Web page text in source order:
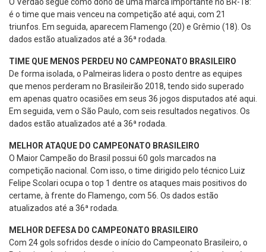
é o time que mais venceu na competição até aqui, com 21
triunfos. Em seguida, aparecem Flamengo (20) e Grêmio (18). Os
dados estão atualizados até a 36ª rodada.
TIME QUE MENOS PERDEU NO CAMPEONATO BRASILEIRO
De forma isolada, o Palmeiras lidera o posto dentre as equipes
que menos perderam no Brasileirão 2018, tendo sido superado
em apenas quatro ocasiões em seus 36 jogos disputados até aqui.
Em seguida, vem o São Paulo, com seis resultados negativos. Os
dados estão atualizados até a 36ª rodada.
MELHOR ATAQUE DO CAMPEONATO BRASILEIRO
O Maior Campeão do Brasil possui 60 gols marcados na
competição nacional. Com isso, o time dirigido pelo técnico Luiz
Felipe Scolari ocupa o top 1 dentre os ataques mais positivos do
certame, à frente do Flamengo, com 56. Os dados estão
atualizados até a 36ª rodada.
MELHOR DEFESA DO CAMPEONATO BRASILEIRO
Com 24 gols sofridos desde o início do Campeonato Brasileiro, o